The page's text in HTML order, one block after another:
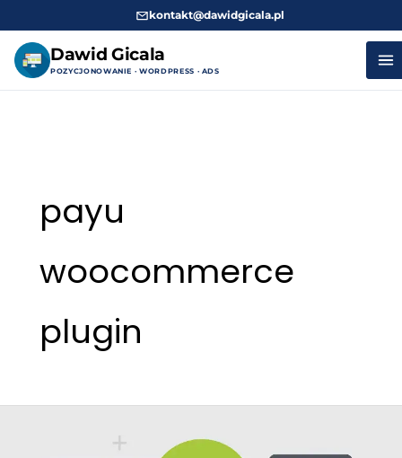
kontakt@dawidgicala.pl
Dawid Gicala
POZYCJONOWANIE · WORDPRESS · ADS
payu
woocommerce
plugin